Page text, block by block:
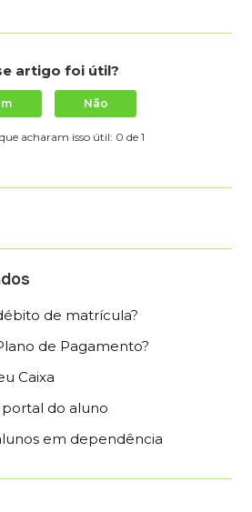
artigo foi útil?
Não
acharam isso útil: 0 de 1
de matrícula?
de Pagamento?
Caixa
do aluno
em dependência